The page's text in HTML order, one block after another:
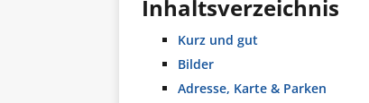
Inhaltsverzeichnis
Kurz und gut
Bilder
Adresse, Karte & Parken